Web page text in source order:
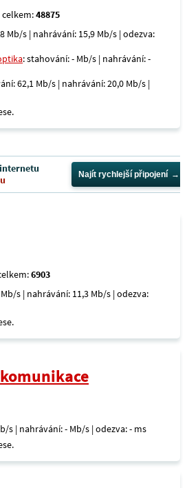
48875
Mb/s | nahrávání: 15,9 Mb/s | odezva:
: stahování: - Mb/s | nahrávání: -
62,1 Mb/s | nahrávání: 20,0 Mb/s |
Najít rychlejší připojení
6903
s | nahrávání: 11,3 Mb/s | odezva:
s | nahrávání: - Mb/s | odezva: - ms